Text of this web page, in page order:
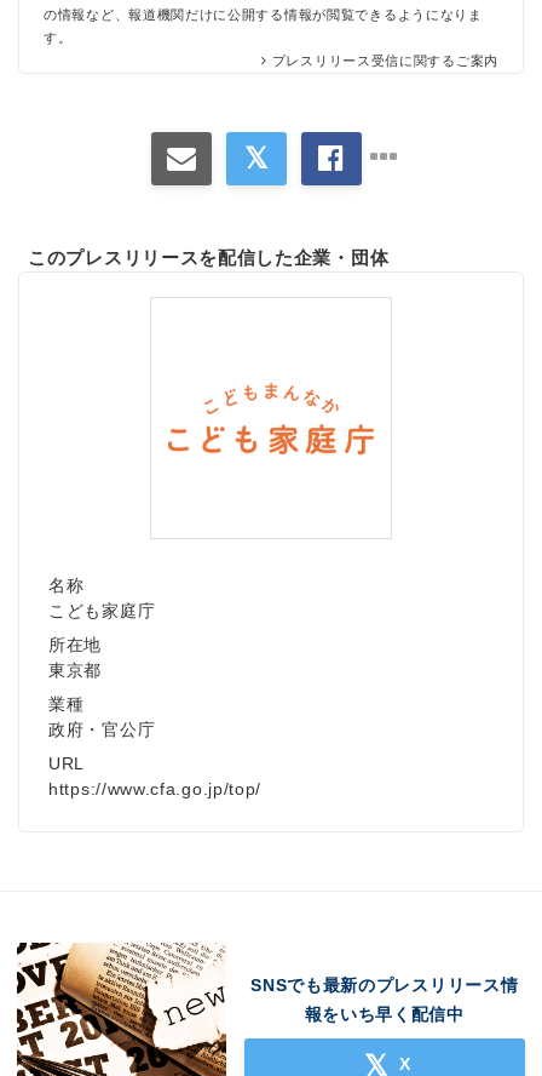
の情報など、報道機関だけに公開する情報が閲覧できるようになりま
す。
プレスリリース受信に関するご案内
このプレスリリースを配信した企業・団体
名称
こども家庭庁
所在地
東京都
業種
政府・官公庁
URL
https://www.cfa.go.jp/top/
SNSでも最新のプレスリリース情
報をいち早く配信中
X